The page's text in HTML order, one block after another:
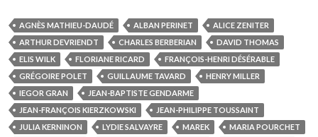
AGNÈS MATHIEU-DAUDÉ ALBAN PERINET
ALICE ZENITER
ARTHUR DEVRIENDT
CHARLES BERBERIAN
DAVID THOMAS
ELIS WILK
FLORIANE RICARD
FRANÇOIS-HENRI DÉSÉRABLE
GRÉGOIRE POLET
GUILLAUME TAVARD
HENRY MILLER
IEGOR GRAN
JEAN-BAPTISTE GENDARME
JEAN-FRANÇOIS KIERZKOWSKI
JEAN-PHILIPPE TOUSSAINT
JULIA KERNINON
LYDIE SALVAYRE MAREK
MARIA POURCHET